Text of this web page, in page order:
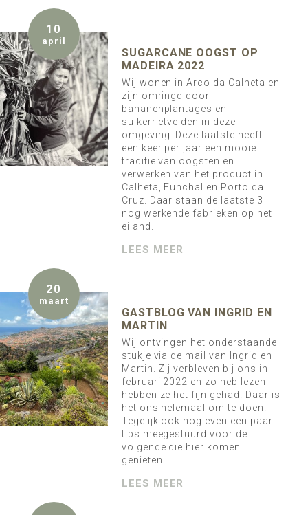
10
april
SUGARCANE OOGST OP
MADEIRA 2022
Wij wonen in Arco da Calheta en
zijn omringd door
bananenplantages en
suikerrietvelden in deze
omgeving. Deze laatste heeft
een keer per jaar een mooie
traditie van oogsten en
verwerken van het product in
Calheta, Funchal en Porto da
Cruz. Daar staan de laatste 3
nog werkende fabrieken op het
eiland.
LEES MEER
20
maart
GASTBLOG VAN INGRID EN
MARTIN
Wij ontvingen het onderstaande
stukje via de mail van Ingrid en
Martin. Zij verbleven bij ons in
februari 2022 en zo heb lezen
hebben ze het fijn gehad. Daar is
het ons helemaal om te doen.
Tegelijk ook nog even een paar
tips meegestuurd voor de
volgende die hier komen
genieten.
LEES MEER